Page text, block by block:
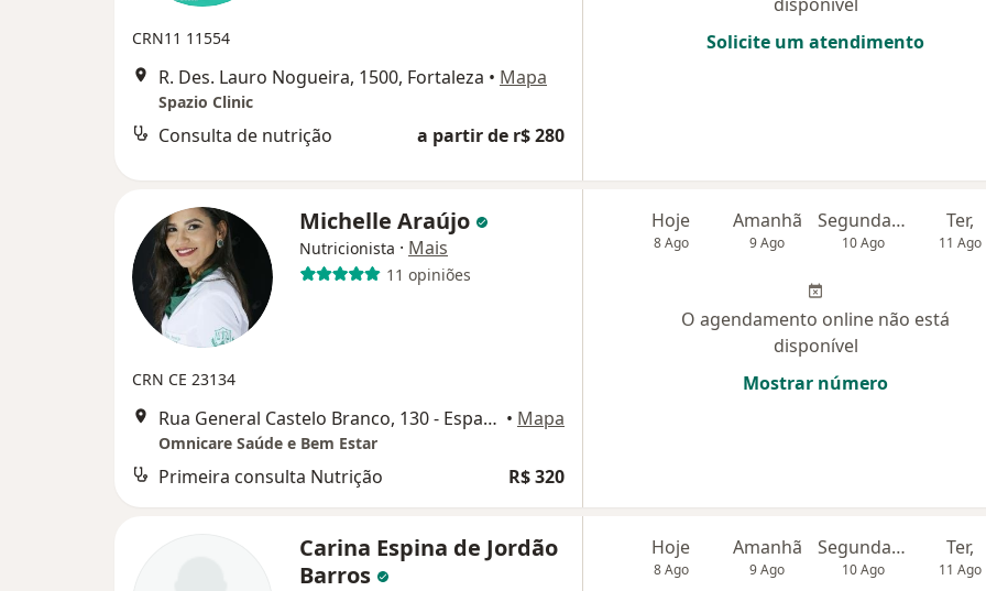
CRN11 11554
R. Des. Lauro Nogueira, 1500, Fortaleza • Mapa
Spazio Clinic
Consulta de nutrição a partir de r$ 280
Solicite um atendimento
Michelle Araújo
Nutricionista · Mais
11 opiniões
CRN CE 23134
Rua General Castelo Branco, 130 - Espaço Vida, Fortaleza • Mapa
Omnicare Saúde e Bem Estar
Primeira consulta Nutrição R$ 320
Hoje
8 Ago
Amanhã
9 Ago
Segunda-feira
10 Ago
Ter,
11 Ago
O agendamento online não está
disponível
Mostrar número
Carina Espina de Jordão
Barros
Hoje
8 Ago
Amanhã
9 Ago
Segunda-feira
10 Ago
Ter,
11 Ago